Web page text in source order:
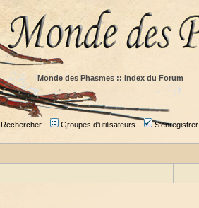
Monde des Phasmes :: Index du Forum
Rechercher Groupes d'utilisateurs S'enregistrer